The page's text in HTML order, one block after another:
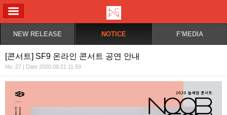
NEW RELEASE NOTICE F'MEDIA
[콘서트] SF9 온라인 콘서트 공연 안내
No. 27 | Date 2020.09.21 11:59